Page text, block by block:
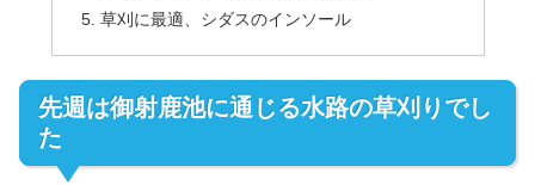
草刈に最適、シダスのインソール
先週は御射鹿池に通じる水路の草刈りでし
た